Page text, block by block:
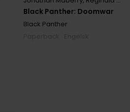
Black Panther: Doomwar
Black Panther